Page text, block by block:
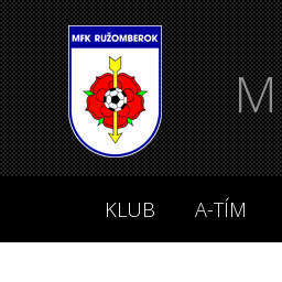
KLUB A-TÍM